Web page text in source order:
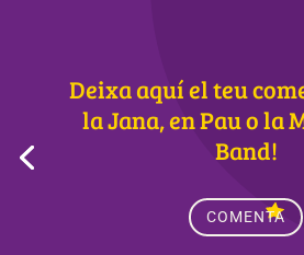
Deixa aquí el teu
la Jana, en Pau o la
Band!
COMENTA